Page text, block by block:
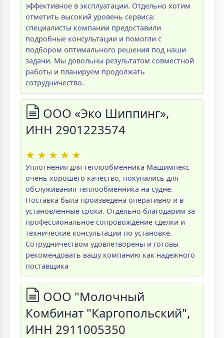
эффективное в эксплуатации. Отдельно хотим
отметить высокий уровень сервиса:
специалисты компании предоставили
подробные консультации и помогли с
подбором оптимального решения под наши
задачи. Мы довольны результатом совместной
работы и планируем продолжать
сотрудничество.
ООО «Эко Шиппинг»,
ИНН 2901223574
★ ★ ★ ★ ★
Уплотнения для теплообменника Машимпекс
очень хорошего качество, покупались для
обслуживания теплообменника на судне.
Поставка была произведена оперативно и в
установленные сроки. Отдельно благодарим за
профессиональное сопровождение сделки и
технические консультации по установке.
Сотрудничеством удовлетворены и готовы
рекомендовать вашу компанию как надежного
поставщика
ООО "Молочный
Комбинат "Каргопольский",
ИНН 2911005350